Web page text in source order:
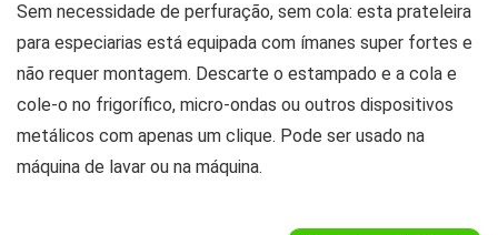
Sem necessidade de perfuração, sem cola: esta prateleira
para especiarias está equipada com ímanes super fortes e
não requer montagem. Descarte o estampado e a cola e
cole-o no frigorífico, micro-ondas ou outros dispositivos
metálicos com apenas um clique. Pode ser usado na
máquina de lavar ou na máquina.